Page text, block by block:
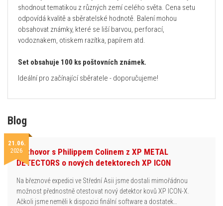
shodnout tematikou z různých zemí celého světa. Cena setu
odpovídá kvalitě a sběratelské hodnotě. Balení mohou
obsahovat známky, které se liší barvou, perforací,
vodoznakem, otiskem razítka, papírem atd.
Set obsahuje 100 ks poštovních známek.
Ideální pro začínající sběratele - doporučujeme!
Blog
21.06.
2026Rozhovor s Philippem Colinem z XP METAL
DETECTORS o nových detektorech XP ICON
Na březnové expedici ve Střední Asii jsme dostali mimořádnou
možnost přednostně otestovat nový detektor kovů XP ICON-X.
Ačkoli jsme neměli k dispozici finální software a dostatek…